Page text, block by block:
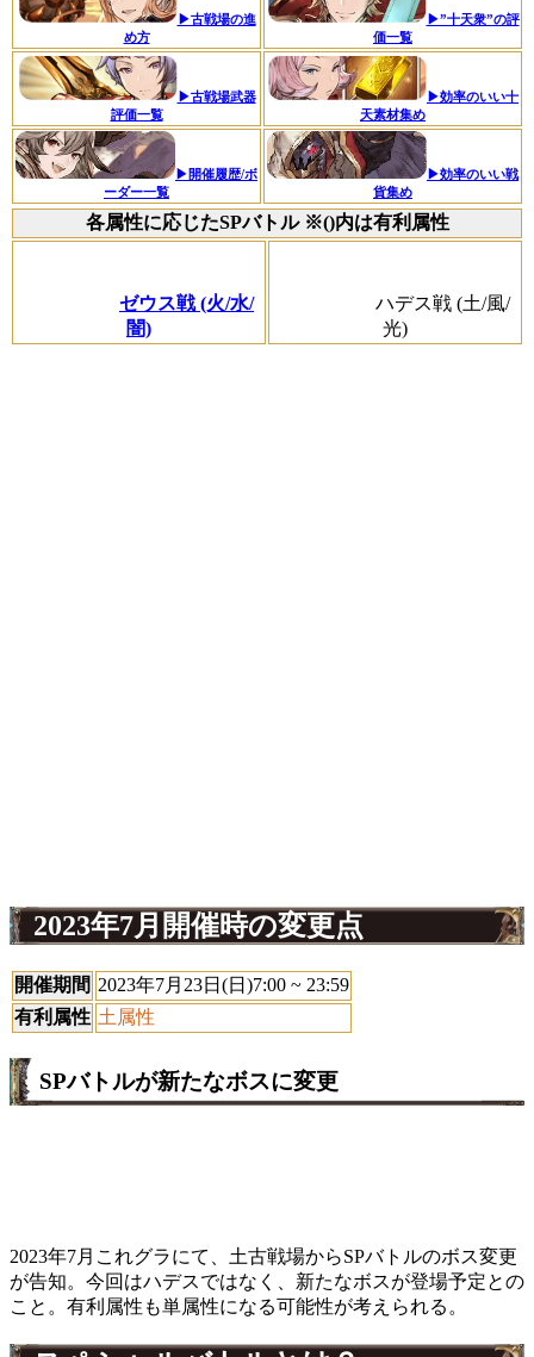
▶古戦場の進
め方
▶”十天衆”の評
価一覧
▶古戦場武器
評価一覧
▶効率のいい十
天素材集め
▶開催履歴/ボ
ーダー一覧
▶効率のいい戦
貨集め
各属性に応じたSPバトル ※()内は有利属性
ゼウス戦 (火/水/
闇)
ハデス戦 (土/風/
光)
2023年7月開催時の変更点
開催期間 2023年7月23日(日)7:00 ~ 23:59
有利属性 土属性
SPバトルが新たなボスに変更
2023年7月これグラにて、土古戦場からSPバトルのボス変更
が告知。今回はハデスではなく、新たなボスが登場予定との
こと。有利属性も単属性になる可能性が考えられる。